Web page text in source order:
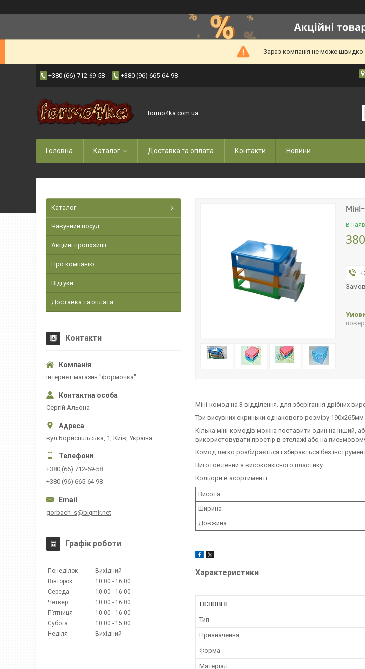
Зараз компанія не може
+380 (66) 712-69-58 +380 (96) 665-64-98
formo4ka.com.ua
Головна Каталог Доставка та оплата Контакти Новини
В
Міні-комод на 3 відділення. для зберігання дрібних
Три висувних скриньки однакового розміру 190х265мм
Кілька міні-комодів можна поставити один на інший,
використовувати простір в стелажі або на
Комод легко розбирається і збирається без
Виготовлений з високоякісного пластику.
Кольори в асортименті
Висота
Ширина
Довжина
Характеристики
ОСНОВНІ
Тип
Призначення
Форма
Матеріал
Каталог
Чавунний посуд
Акційні пропозиції
Про компанію
Відгуки
Доставка та оплата
Контакти
інтернет магазин "формочка"
Сергій Альона
вул Бориспільська, 1, Київ, Україна
+380 (66) 712-69-58
+380 (96) 665-64-98
gorbach_s@bigmir.net
Графік роботи
Понеділок
Вихідний
Вівторок
10:00
16:00
Середа
10:00
16:00
Четвер
10:00
16:00
Пʼятниця
10:00
16:00
Субота
10:00
15:00
Неділя
Вихідний